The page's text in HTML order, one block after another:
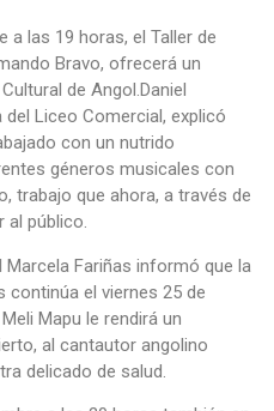
a las 19 horas, el Taller de
Bravo, ofrecerá un
de Angol.Daniel
Liceo Comercial, explicó
con un nutrido
géneros musicales con
trabajo que ahora, a través de
al público.
Fariñas informó que la
continúa el viernes 25 de
Mapu le rendirá un
al cantautor angolino
delicado de salud.